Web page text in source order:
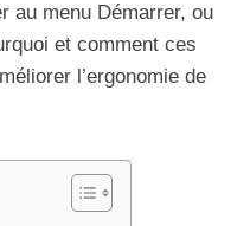
au menu Démarrer, ou
et comment ces
l’ergonomie de